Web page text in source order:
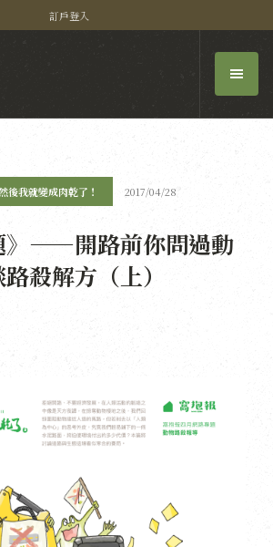
訂戶登入
後我就變成肉乾了！ 2017/04/28
》——開路前你問過動
殺解方（上）